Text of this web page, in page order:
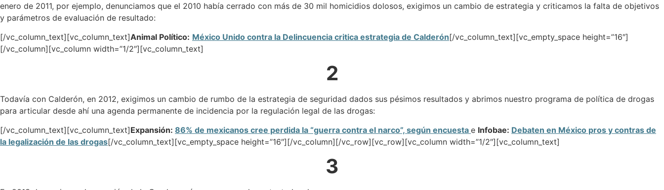
enero de 2011, por ejemplo, denunciamos que el 2010 había cerrado con más de 30 mil homicidios dolosos, exigimos un cambio de estrategia y criticamos la falta de objetivos
y parámetros de evaluación de resultado:
[/vc_column_text][vc_column_text]Animal Político: México Unido contra la Delincuencia critica estrategia de Calderón[/vc_column_text][vc_empty_space height=”16″]
[/vc_column][vc_column width=”1/2″][vc_column_text]
2
Todavía con Calderón, en 2012, exigimos un cambio de rumbo de la estrategia de seguridad dados sus pésimos resultados y abrimos nuestro programa de política de drogas
para articular desde ahí una agenda permanente de incidencia por la regulación legal de las drogas:
[/vc_column_text][vc_column_text]Expansión: 86% de mexicanos cree perdida la “guerra contra el narco”, según encuesta e Infobae: Debaten en México pros y contras de
la legalización de las drogas[/vc_column_text][vc_empty_space height=”16″][/vc_column][/vc_row][vc_row][vc_column width=”1/2″][vc_column_text]
3